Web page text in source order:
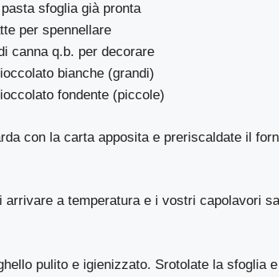
sfoglia già pronta
per spennellare
canna q.b. per decorare
bianche (grandi)
fondente (piccole)
con la carta apposita e preriscaldate il
arrivare a temperatura e i vostri capolavori
pulito e igienizzato. Srotolate la sfoglia